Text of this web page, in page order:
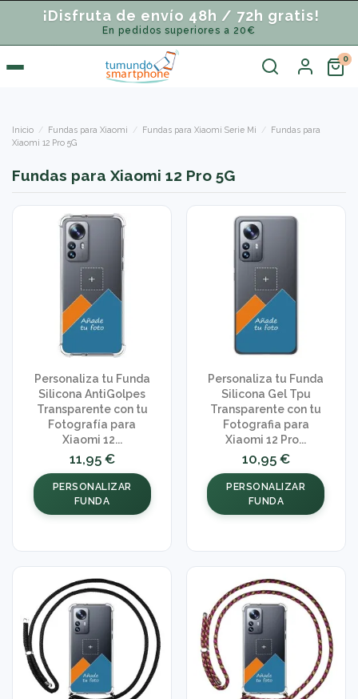
¡Disfruta de envío 48h / 72h gratis!
En pedidos superiores a 20€
Inicio Fundas para Xiaomi Fundas para Xiaomi Serie Mi
Fundas para
Xiaomi 12 Pro 5G
Fundas para Xiaomi 12 Pro 5G
Personaliza tu Funda
Silicona AntiGolpes
Transparente con tu
Fotografía para
Xiaomi 12...
11,95 €
PERSONALIZAR
FUNDA
Personaliza tu Funda
Silicona Gel Tpu
Transparente con tu
Fotografia para
Xiaomi 12 Pro...
10,95 €
PERSONALIZAR
FUNDA